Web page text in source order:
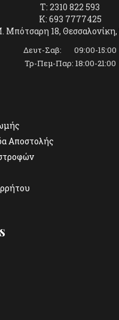
T: 2310 822 593
K: 693 7777425
Μπότσαρη 18, Θεσσαλονίκη,
Δευτ-Σαβ: 09:00-15:00
Τρ-Πεμ-Παρ: 18:00-21:00
Αποστολής